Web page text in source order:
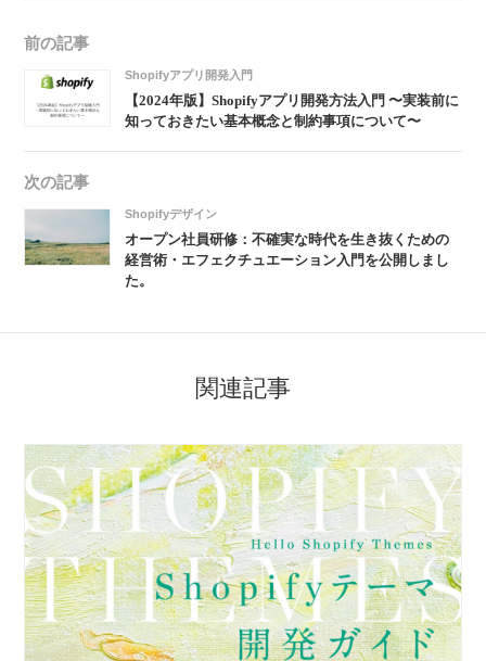
前の記事
Shopifyアプリ開発入門
【2024年版】Shopifyアプリ開発方法入門 〜実装前に
知っておきたい基本概念と制約事項について〜
次の記事
Shopifyデザイン
オープン社員研修：不確実な時代を生き抜くための
経営術・エフェクチュエーション入門を公開しまし
た。
関連記事